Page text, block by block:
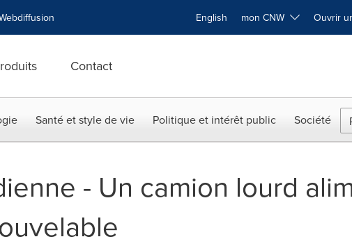
English mon CNW Ouvrir
Contact
Santé et style de vie Politique et intérêt public Société
- Un camion lourd